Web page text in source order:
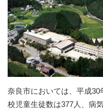
奈良市においては、平成
校児童生徒数は377人、病